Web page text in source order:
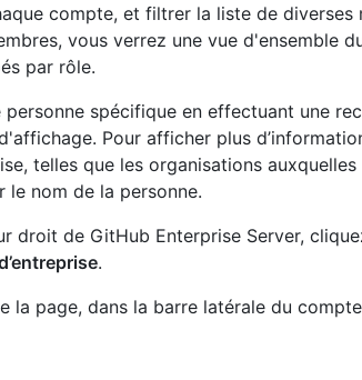
compte, et filtrer la liste de diverses
vous verrez une vue d'ensemble
par rôle.
spécifique en effectuant une
Pour afficher plus
telles que les organisations
le nom de la personne.
droit de GitHub Enterprise Server,
.
la page, dans la barre latérale du